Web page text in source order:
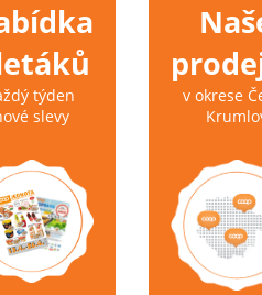
týden
slevy
v okrese